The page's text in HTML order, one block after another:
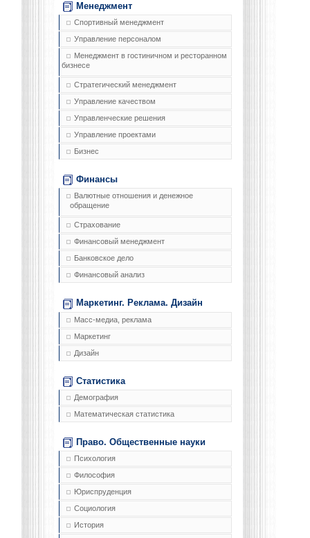
Менеджмент
Спортивный менеджмент
Управление персоналом
Менеджмент в гостиничном и ресторанном
бизнесе
Стратегический менеджмент
Управление качеством
Управленческие решения
Управление проектами
Бизнес
Финансы
Валютные отношения и денежное
обращение
Страхование
Финансовый менеджмент
Банковское дело
Финансовый анализ
Маркетинг. Реклама. Дизайн
Масс-медиа, реклама
Маркетинг
Дизайн
Статистика
Демография
Математическая статистика
Право. Общественные науки
Психология
Философия
Юриспруденция
Социология
История